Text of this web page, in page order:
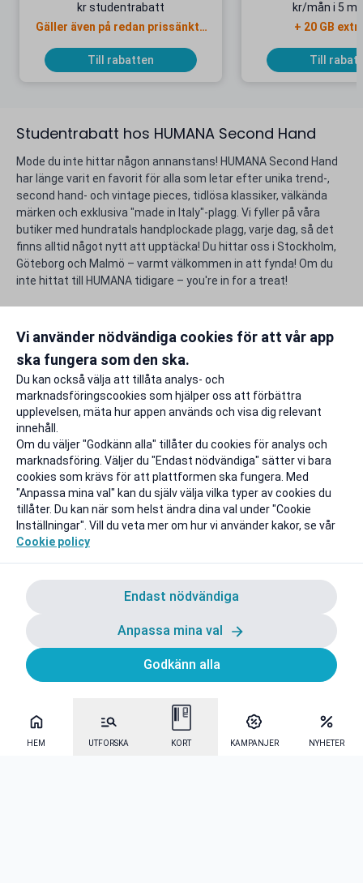
HEM UTFORSKA KORT KAMPANJER NYHETER
Studentrabatt hos HUMANA Second Hand
Mode du inte hittar någon annanstans! HUMANA Second Hand
har länge varit en favorit för alla som letar efter unika trend-,
second hand- och vintage pieces, tidlösa klassiker, välkända
märken och exklusiva "made in Italy"-plagg. Vi fyller på våra
butiker med hundratals handplockade plagg, varje dag, så det
finns alltid något nytt att upptäcka! Du hittar oss i Stockholm,
Göteborg och Malmö – varmt välkommen in att fynda! Om du
inte hittat till HUMANA tidigare – you're in for a treat!
studentlivet lite rikare.
Rapportera ett problem
kr studentrabatt
Gäller även på redan prissänkta
Till rabatten
kr/mån i 5
+ 20 GB
Till
Vi använder nödvändiga cookies för att vår app
ska fungera som den ska.
Du kan också välja att tillåta analys- och
marknadsföringscookies som hjälper oss att förbättra
upplevelsen, mäta hur appen används och visa dig relevant
innehåll.
Om du väljer "Godkänn alla" tillåter du cookies för analys och
marknadsföring. Väljer du "Endast nödvändiga" sätter vi bara
cookies som krävs för att plattformen ska fungera. Med
"Anpassa mina val" kan du själv välja vilka typer av cookies du
tillåter. Du kan när som helst ändra dina val under "Cookie
Inställningar". Vill du veta mer om hur vi använder kakor, se vår
Cookie policy
Endast nödvändiga
Anpassa mina val
Godkänn alla